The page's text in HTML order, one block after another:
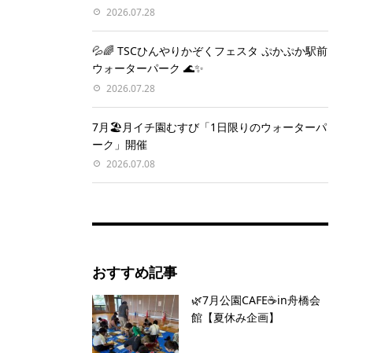
2026.07.28
💦🌈 TSCひんやりかぞくフェスタ ぷかぷか駅前
ウォーターパーク 🌊✨
2026.07.28
7月🏖️月イチ園むすび「1日限りのウォーターパ
ーク」開催
2026.07.08
おすすめ記事
🌿7月公園CAFE☕️in舟橋会
館【夏休み企画】